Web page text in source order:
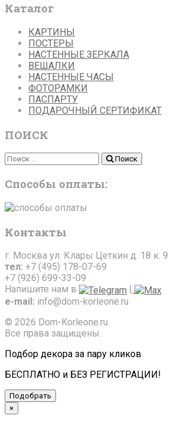
Каталог
КАРТИНЫ
ПОСТЕРЫ
НАСТЕННЫЕ ЗЕРКАЛА
ВЕШАЛКИ
НАСТЕННЫЕ ЧАСЫ
ФОТОРАМКИ
ПАСПАРТУ
ПОДАРОЧНЫЙ СЕРТИФИКАТ
ПОИСК
Поиск Поиск
Способы оплаты:
Контакты
г. Москва ул. Клары Цеткин д. 18 к. 9
тел: +7 (495) 178-07-69
+7 (926) 699-33-09
Напишите нам в
e-mail: info@dom-korleone.ru
© 2026 Dom-Korleone.ru
Все права защищены.
Подбор декора за пару кликов
БЕСПЛАТНО и БЕЗ РЕГИСТРАЦИИ!
Подобрать
×